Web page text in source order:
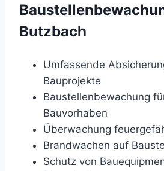
Butzbach
Umfassende
Bauprojekte
Baustellenbewachung
Bauvorhaben
Überwachung
Brandwachen auf
Schutz von